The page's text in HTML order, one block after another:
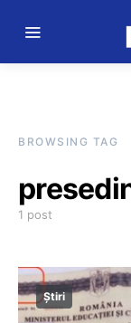
BROWSING TAG
1 post
Știri